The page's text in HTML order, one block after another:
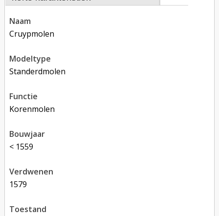
naam
Cruypmolen
modeltype
Standerdmolen
functie
korenmolen
bouwjaar
< 1559
verdwenen
1579
toestand